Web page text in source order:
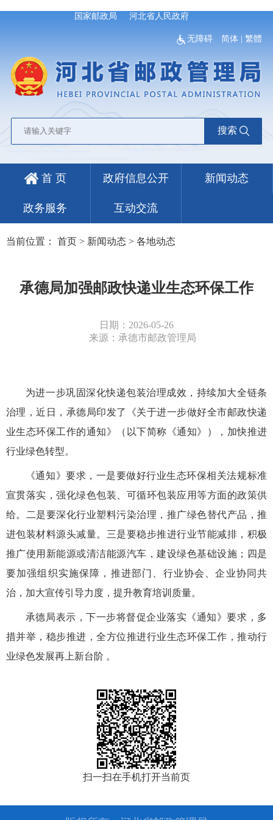
国家邮政局 河北省人民政府
无障碍 简体 |繁體
搜索
首 页 政府信息公开 新闻动态
政务服务 互动交流
当前位置： 首页 > 新闻动态 > 各地动态
承德局加强邮政快递业生态环保工作
日期：2026-05-26
来源：承德市邮政管理局
为进一步巩固深化快递包装治理成效，持续加大全链条
治理，近日， 承德局印发了《关于进一步做好全市邮政快递
业生态环保工作的通知》
（以下简称《通知》），加快推进
行业绿色转型。
《通知》要求， 一是要做好行业生态环保相关法规标准
宣贯落实，强化绿色包装、可循环包装应用等方面的政策供
给。二是要深化行业塑料污染治理，推广绿色替代产品，推
进包装材料源头减量。三是要稳步推进行业节能减排，积极
推广使用新能源或清洁能源汽车，建设绿色基础设施；四是
要加强组织实施保障，推进部门、行业协会、企业协同共
治，加大宣传引导力度，提升教育培训质量。
承德局表示， 下一步将督促企业落实《通知》要求， 多
措并举，稳步推进，全方位推进行业生态环保工作，推动行
业绿色发展再上新台阶 。
扫一扫在手机打开当前页